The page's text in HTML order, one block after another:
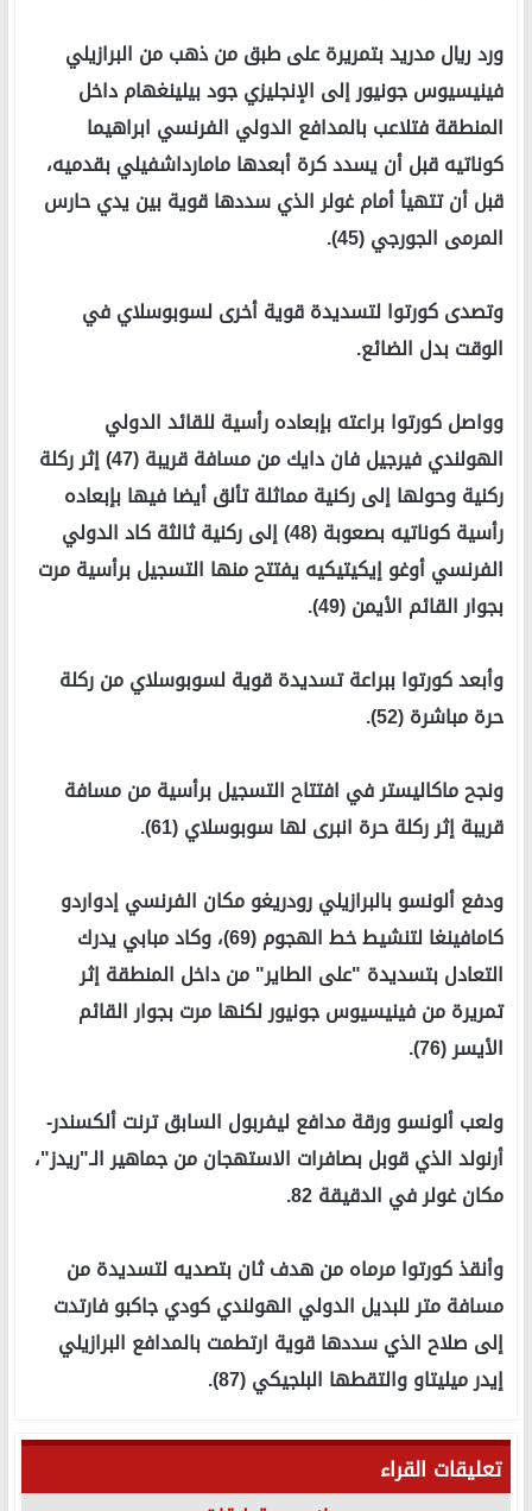
ورد ريال مدريد بتمريرة على طبق من ذهب من البرازيلي
فينيسيوس جونيور إلى الإنجليزي جود بيلينغهام داخل
المنطقة فتلاعب بالمدافع الدولي الفرنسي ابراهيما
كوناتيه قبل أن يسدد كرة أبعدها مامارداشفيلي بقدميه،
قبل أن تتهيأ أمام غولر الذي سددها قوية بين يدي حارس
المرمى الجورجي (45).
وتصدى كورتوا لتسديدة قوية أخرى لسوبوسلاي في
الوقت بدل الضائع.
وواصل كورتوا براعته بإبعاده رأسية للقائد الدولي
الهولندي فيرجيل فان دايك من مسافة قريبة (47) إثر ركلة
ركنية وحولها إلى ركنية مماثلة تألق أيضا فيها بإبعاده
رأسية كوناتيه بصعوبة (48) إلى ركنية ثالثة كاد الدولي
الفرنسي أوغو إيكيتيكيه يفتتح منها التسجيل برأسية مرت
بجوار القائم الأيمن (49).
وأبعد كورتوا ببراعة تسديدة قوية لسوبوسلاي من ركلة
حرة مباشرة (52).
ونجح ماكاليستر في افتتاح التسجيل برأسية من مسافة
قريبة إثر ركلة حرة انبرى لها سوبوسلاي (61).
ودفع ألونسو بالبرازيلي رودريغو مكان الفرنسي إدواردو
كامافينغا لتنشيط خط الهجوم (69)، وكاد مبابي يدرك
التعادل بتسديدة "على الطاير" من داخل المنطقة إثر
تمريرة من فينيسيوس جونيور لكنها مرت بجوار القائم
الأيسر (76).
ولعب ألونسو ورقة مدافع ليفربول السابق ترنت ألكسندر-
أرنولد الذي قوبل بصافرات الاستهجان من جماهير الـ"ريدز"،
مكان غولر في الدقيقة 82.
وأنقذ كورتوا مرماه من هدف ثان بتصديه لتسديدة من
مسافة متر للبديل الدولي الهولندي كودي جاكبو فارتدت
إلى صلاح الذي سددها قوية ارتطمت بالمدافع البرازيلي
إيدر ميليتاو والتقطها البلجيكي (87).
تعليقات القراء